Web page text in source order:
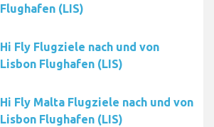
Flughafen (LIS)
Hi Fly Flugziele nach und von
Lisbon Flughafen (LIS)
Hi Fly Malta Flugziele nach und von
Lisbon Flughafen (LIS)